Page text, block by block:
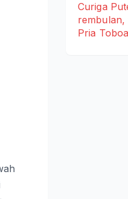
Curiga
rembulan,
Pria